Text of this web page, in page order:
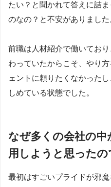
たい？と聞かれて答えに詰
のなの？と不安がありました
前職は人材紹介で働いてお
わっていたからこそ、やり
ェントに頼りたくなかった
しめている状態でした。
なぜ多くの会社の
用しようと思ったの
最初はすごいプライドが邪魔